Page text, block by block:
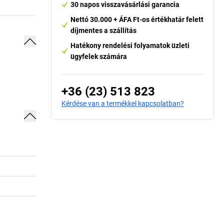
30 napos visszavásárlási garancia
Nettó 30.000 + ÁFA Ft-os értékhatár felett
díjmentes a szállítás
Hatékony rendelési folyamatok üzleti
ügyfelek számára
+36 (23) 513 823
Kérdése van a termékkel kapcsolatban?